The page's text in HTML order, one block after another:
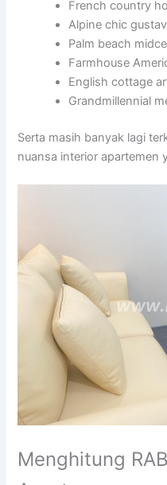
French country
Alpine chic
Palm beach
Farmhouse
English cottage
Grandmillennial
Serta masih banyak lagi
nuansa interior apartemen
Menghitung